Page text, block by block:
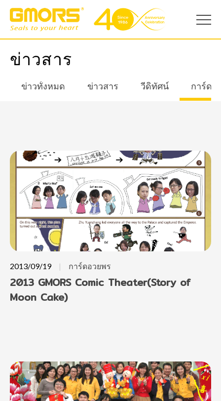
ข่าวสาร
ข่าวทั้งหมด ข่าวสาร วีดิทัศน์ การ์ดอ
2013/09/19 การ์ดอวยพร
2013 GMORS Comic Theater(Story of
Moon Cake)